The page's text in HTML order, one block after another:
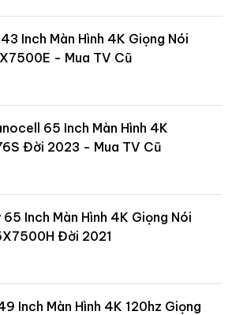
Inch Màn Hình 4K Giọng Nói
- Mua TV Cũ
65 Inch Màn Hình 4K
Đời 2023 - Mua TV Cũ
Inch Màn Hình 4K Giọng Nói
Đời 2021
Inch Màn Hình 4K 120hz Giọng